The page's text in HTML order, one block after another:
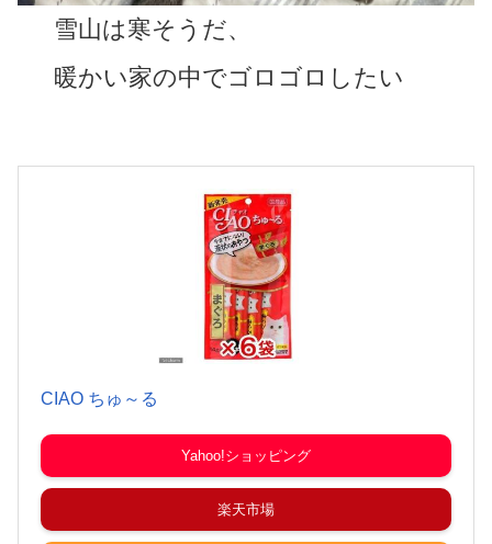
雪山は寒そうだ、
暖かい家の中でゴロゴロしたい
CIAO ちゅ～る
Yahoo!ショッピング
楽天市場